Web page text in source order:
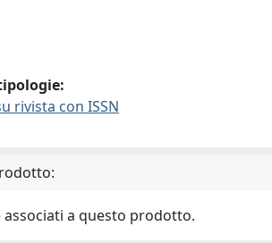
rivista con ISSN
associati a questo prodotto.